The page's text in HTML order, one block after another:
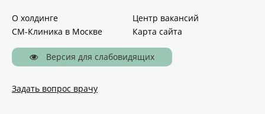
О холдинге
Центр вакансий
СМ-Клиника в Москве
Карта сайта
Версия для слабовидящих
Задать вопрос врачу